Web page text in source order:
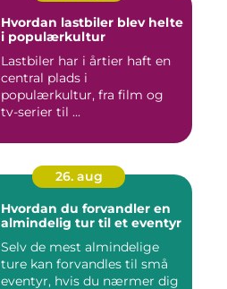
Hvordan lastbiler blev helte
i populærkultur
Lastbiler har i årtier haft en
central plads i
populærkultur, fra film og
tv-serier til ...
26. aug
Hvordan du forvandler en
almindelig tur til et eventyr
Selv de mest almindelige
ture kan forvandles til små
eventyr, hvis du nærmer dig